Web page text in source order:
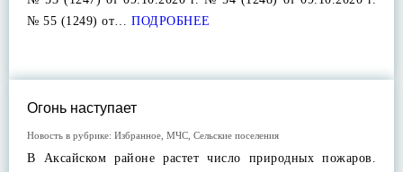
№ 55 (1249) от… ПОДРОБНЕЕ
Огонь наступает
Новость в рубрике: Избранное МЧС Сельские поселения
В Аксайском районе растет число природных пожаров.